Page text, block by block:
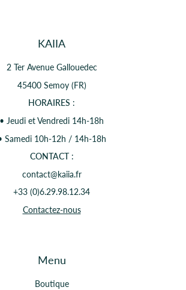
KAIIA
2 Ter Avenue Gallouedec
45400 Semoy (FR)
HORAIRES :
• Jeudi et Vendredi 14h-18h
Samedi 10h-12h / 14h-18h
CONTACT:
contact@kaiia.fr
+33 (0)6.29.98.12.34
Contactez-nous
Menu
Boutique